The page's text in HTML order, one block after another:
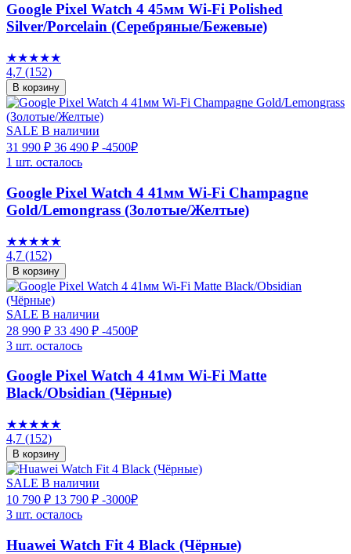
Google Pixel Watch 4 45мм Wi-Fi Polished
Silver/Porcelain (Серебряные/Бежевые)
★★★★★
4,7 (152)
В корзину
SALE В наличии
31 990 ₽ 36 490 ₽ -4500₽
1 шт. осталось
Google Pixel Watch 4 41мм Wi-Fi Champagne
Gold/Lemongrass (Золотые/Желтые)
★★★★★
4,7 (152)
В корзину
SALE В наличии
28 990 ₽ 33 490 ₽ -4500₽
3 шт. осталось
Google Pixel Watch 4 41мм Wi-Fi Matte
Black/Obsidian (Чёрные)
★★★★★
4,7 (152)
В корзину
SALE В наличии
10 790 ₽ 13 790 ₽ -3000₽
3 шт. осталось
Huawei Watch Fit 4 Black (Чёрные)